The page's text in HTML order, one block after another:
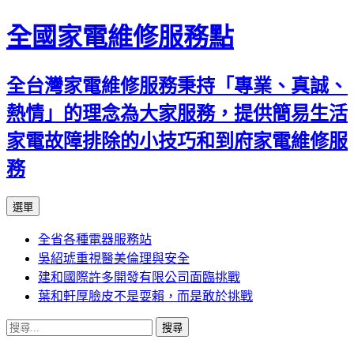
全國家電維修服務點
全台灣家電維修服務秉持「專業、真誠、
熱情」的理念為大家服務，提供簡易生活
家電故障排除的小技巧和到府家電維修服
務
選單
主
要
內
容
全省各種電器服務站
吳紹琥重視醫美倫理與安全
建和國際許多開發有限公司面臨挑戰
葉和軒厚臉皮不是耍賴，而是敢於挑戰
搜